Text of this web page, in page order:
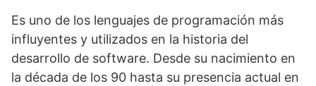
Es uno de los lenguajes de programación más
influyentes y utilizados en la historia del
desarrollo de software. Desde su nacimiento en
la década de los 90 hasta su presencia actual en